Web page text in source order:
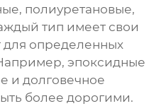
полиуретановые,
тип имеет свои
для определенных
эпоксидные
и долговечное
более дорогими.